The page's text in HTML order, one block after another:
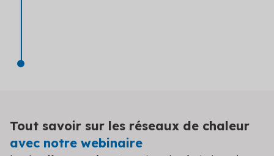
Tout savoir sur les réseaux de chaleur
avec notre webinaire